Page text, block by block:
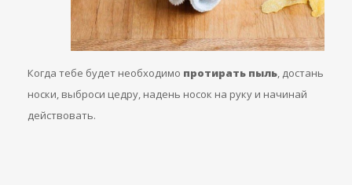
Когда тебе будет необходимо протирать пыль, достань
носки, выброси цедру, надень носок на руку и начинай
действовать.